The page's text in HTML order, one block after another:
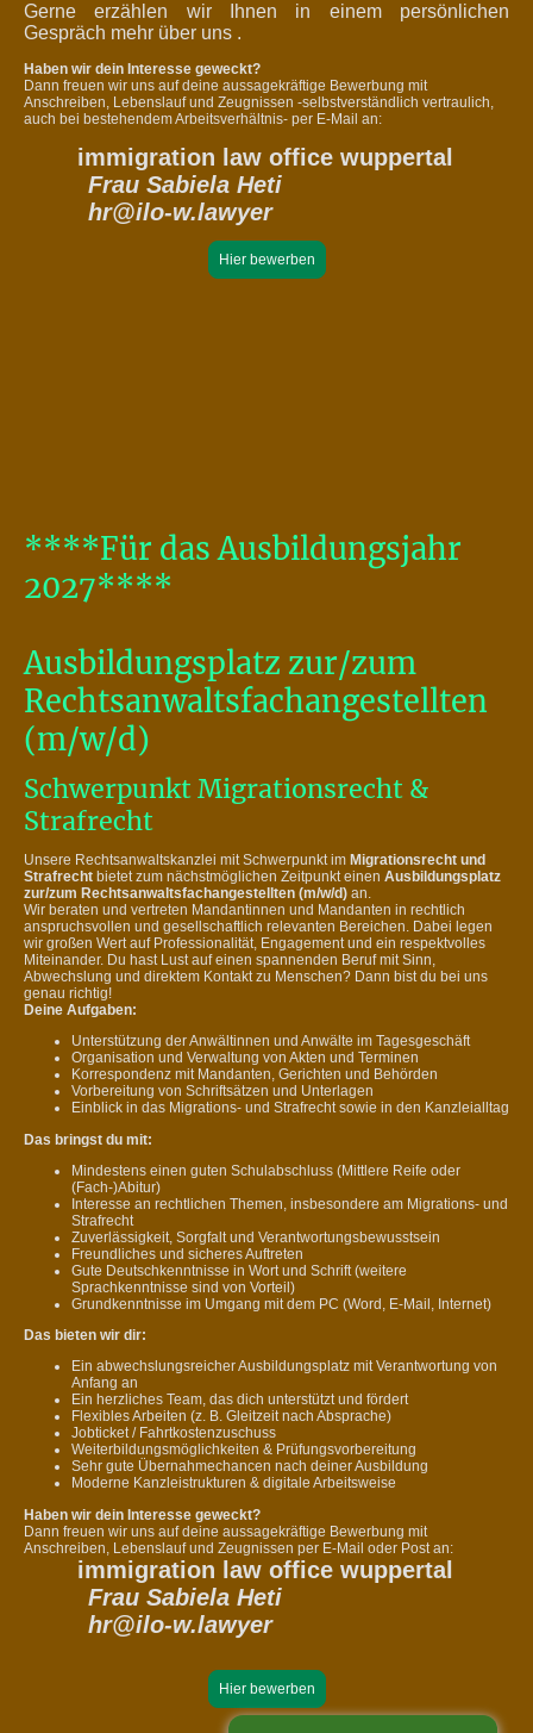
Gerne erzählen wir Ihnen in einem persönlichen
Gespräch mehr über uns .
Haben wir dein Interesse geweckt?
Dann freuen wir uns auf deine aussagekräftige Bewerbung mit
Anschreiben, Lebenslauf und Zeugnissen -selbstverständlich vertraulich,
auch bei bestehendem Arbeitsverhältnis- per E-Mail an:
immigration law office wuppertal
Frau Sabiela Heti
hr@ilo-w.lawyer
Hier bewerben
****Für das Ausbildungsjahr
2027****
Ausbildungsplatz zur/zum
Rechtsanwaltsfachangestellten
(m/w/d)
Schwerpunkt Migrationsrecht &
Strafrecht
Unsere Rechtsanwaltskanzlei mit Schwerpunkt im Migrationsrecht und
Strafrecht bietet zum nächstmöglichen Zeitpunkt einen Ausbildungsplatz
zur/zum Rechtsanwaltsfachangestellten (m/w/d) an.
Wir beraten und vertreten Mandantinnen und Mandanten in rechtlich
anspruchsvollen und gesellschaftlich relevanten Bereichen. Dabei legen
wir großen Wert auf Professionalität, Engagement und ein respektvolles
Miteinander. Du hast Lust auf einen spannenden Beruf mit Sinn,
Abwechslung und direktem Kontakt zu Menschen? Dann bist du bei uns
genau richtig!
Deine Aufgaben:
Unterstützung der Anwältinnen und Anwälte im Tagesgeschäft
Organisation und Verwaltung von Akten und Terminen
Korrespondenz mit Mandanten, Gerichten und Behörden
Vorbereitung von Schriftsätzen und Unterlagen
Einblick in das Migrations- und Strafrecht sowie in den Kanzleialltag
Das bringst du mit:
Mindestens einen guten Schulabschluss (Mittlere Reife oder
(Fach-)Abitur)
Interesse an rechtlichen Themen, insbesondere am Migrations- und
Strafrecht
Zuverlässigkeit, Sorgfalt und Verantwortungsbewusstsein
Freundliches und sicheres Auftreten
Gute Deutschkenntnisse in Wort und Schrift (weitere
Sprachkenntnisse sind von Vorteil)
Grundkenntnisse im Umgang mit dem PC (Word, E-Mail, Internet)
Das bieten wir dir:
Ein abwechslungsreicher Ausbildungsplatz mit Verantwortung von
Anfang an
Ein herzliches Team, das dich unterstützt und fördert
Flexibles Arbeiten (z. B. Gleitzeit nach Absprache)
Jobticket / Fahrtkostenzuschuss
Weiterbildungsmöglichkeiten & Prüfungsvorbereitung
Sehr gute Übernahmechancen nach deiner Ausbildung
Moderne Kanzleistrukturen & digitale Arbeitsweise
Haben wir dein Interesse geweckt?
Dann freuen wir uns auf deine aussagekräftige Bewerbung mit
Anschreiben, Lebenslauf und Zeugnissen per E-Mail oder Post an:
immigration law office wuppertal
Frau Sabiela Heti
hr@ilo-w.lawyer
Hier bewerben